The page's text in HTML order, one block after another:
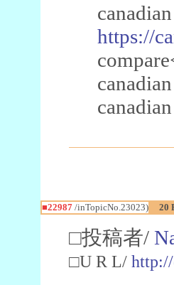
https://
■22987/inTopicNo.23023) 20
□投稿者/
□U R L/